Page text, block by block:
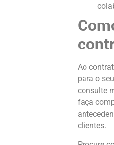
Ao
para o
consulte
faça
clientes.